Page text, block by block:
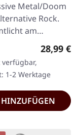
Metal/Doom
Rock.
am
auf Peaceville
Klares Vinyl im
Cover. Plastic
28,99 €
verfügbar,
1-2 Werktage
HINZUFÜGEN